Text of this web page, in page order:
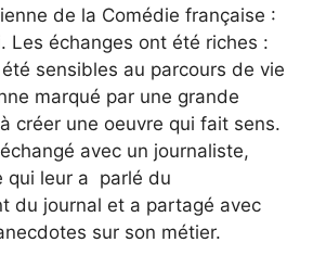
de la Comédie française :
Les échanges ont été riches :
sensibles au parcours de vie
marqué par une grande
créer une oeuvre qui fait sens.
avec un journaliste,
qui leur a parlé du
du journal et a partagé avec
sur son métier.